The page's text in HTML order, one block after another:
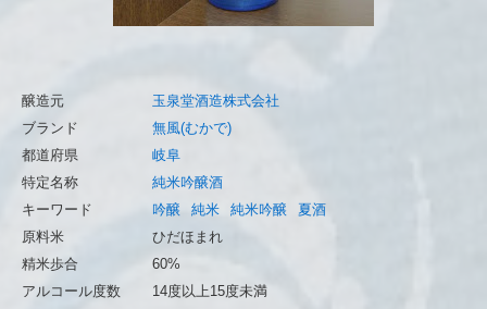
醸造元
玉泉堂酒造株式会社
ブランド
無風(むかで)
都道府県
岐阜
特定名称
純米吟醸酒
キーワード
吟醸 純米 純米吟醸
夏酒
原料米
ひだほまれ
精米歩合
60%
アルコール度数
14度以上15度未満